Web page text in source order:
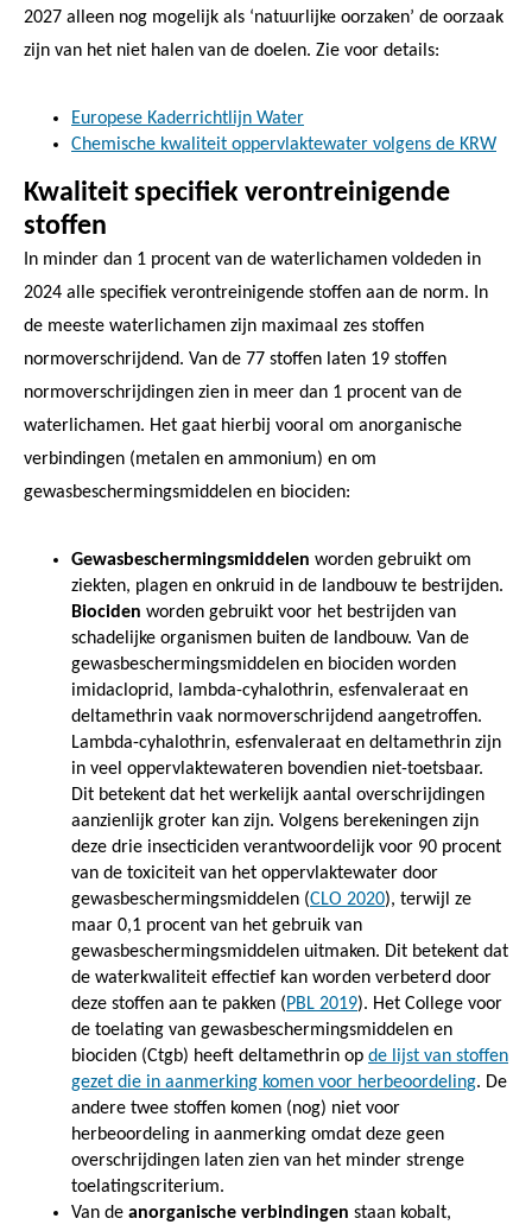
2027 alleen nog mogelijk als ‘natuurlijke oorzaken’ de oorzaak
zijn van het niet halen van de doelen. Zie voor details:
Europese Kaderrichtlijn Water
Chemische kwaliteit oppervlaktewater volgens de KRW
Kwaliteit specifiek verontreinigende
stoffen
In minder dan 1 procent van de waterlichamen voldeden in
2024 alle specifiek verontreinigende stoffen aan de norm. In
de meeste waterlichamen zijn maximaal zes stoffen
normoverschrijdend. Van de 77 stoffen laten 19 stoffen
normoverschrijdingen zien in meer dan 1 procent van de
waterlichamen. Het gaat hierbij vooral om anorganische
verbindingen (metalen en ammonium) en om
gewasbeschermingsmiddelen en biociden:
Gewasbeschermingsmiddelen worden gebruikt om
ziekten, plagen en onkruid in de landbouw te bestrijden.
Biociden worden gebruikt voor het bestrijden van
schadelijke organismen buiten de landbouw. Van de
gewasbeschermingsmiddelen en biociden worden
imidacloprid, lambda-cyhalothrin, esfenvaleraat en
deltamethrin vaak normoverschrijdend aangetroffen.
Lambda-cyhalothrin, esfenvaleraat en deltamethrin zijn
in veel oppervlaktewateren bovendien niet-toetsbaar.
Dit betekent dat het werkelijk aantal overschrijdingen
aanzienlijk groter kan zijn. Volgens berekeningen zijn
deze drie insecticiden verantwoordelijk voor 90 procent
van de toxiciteit van het oppervlaktewater door
gewasbeschermingsmiddelen (CLO 2020), terwijl ze
maar 0,1 procent van het gebruik van
gewasbeschermingsmiddelen uitmaken. Dit betekent dat
de waterkwaliteit effectief kan worden verbeterd door
deze stoffen aan te pakken (PBL 2019). Het College voor
de toelating van gewasbeschermingsmiddelen en
biociden (Ctgb) heeft deltamethrin op de lijst van stoffen
gezet die in aanmerking komen voor herbeoordeling. De
andere twee stoffen komen (nog) niet voor
herbeoordeling in aanmerking omdat deze geen
overschrijdingen laten zien van het minder strenge
toelatingscriterium.
Van de anorganische verbindingen staan kobalt,